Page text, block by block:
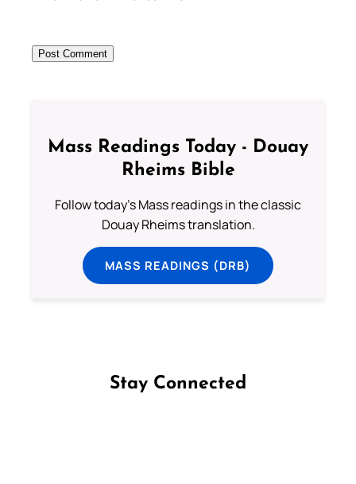
Mass Readings Today - Douay
Rheims Bible
Follow today's Mass readings in the classic
Douay Rheims translation.
MASS READINGS (DRB)
Stay Connected